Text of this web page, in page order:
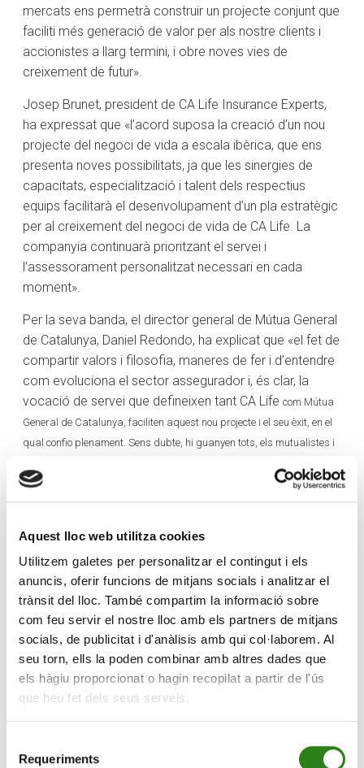
Aquest lloc web utilitza cookies
Utilitzem galetes per personalitzar el contingut i els
anuncis, oferir funcions de mitjans socials i analitzar el
trànsit del lloc. També compartim la informació sobre
com feu servir el nostre lloc amb els partners de mitjans
socials, de publicitat i d'anàlisis amb qui col·laborem. Al
seu torn, ells la poden combinar amb altres dades que
els hàgiu proporcionat o hagin recopilat a partir de l'ús
que heu fet dels seus serveis.
Requeriments
mercats ens permetrà construir un projecte conjunt que
faciliti més generació de valor per als nostre clients i
accionistes a llarg termini, i obre noves vies de
creixement de futur».
Josep Brunet, president de CA Life Insurance Experts,
ha expressat que «l’acord suposa la creació d’un nou
projecte del negoci de vida a escala ibèrica, que ens
presenta noves possibilitats, ja que les sinergies de
capacitats, especialització i talent dels respectius
equips facilitarà el desenvolupament d’un pla estratègic
per al creixement del negoci de vida de CA Life. La
companyia continuarà prioritzant el servei i
l’assessorament personalitzat necessari en cada
moment».
Per la seva banda, el director general de Mútua General
de Catalunya, Daniel Redondo, ha explicat que «el fet de
compartir valors i filosofia, maneres de fer i d’entendre
com evoluciona el sector assegurador i, és clar, la
vocació de servei que defineixen tant CA Life com Mútua
General de Catalunya, faciliten aquest nou projecte i el seu èxit, en el
qual confio plenament. Sens dubte, hi guanyen tots, els mutualistes i
seva disposició una àmplia oferta asseguradora d’una qualitat
excel·lent».
Finalment, el president de Caravela, Luis Cervantes, ha
posat de manifest que «és una oportunitat de
desenvolupament d’un projecte ibèric».
Arran d’aquest acord, Crèdit Andorrà tindrà el 44% del
capital de CA Life, Mútua General de Catalunya serà
titular del 51%, i Caravela, del 5%. L’operació està
pendent de l’obtenció de les autoritzacions de la
Dirección General de Seguros y Fondos de Pensiones i
de l’Autoritat Financera Andorrana (AFA).